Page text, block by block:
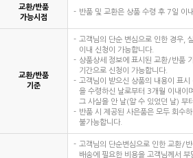
교환/반품
가능시점
반품 및 교환은 상품 수령 후 7일 이
교환/반품
기준
고객님의 단순 변심으로 인한 경우,
이내 신청이 가능합니다.
상품상세 정보에 표시된 교환/반품
기간으로 신청이 가능합니다.
고객님이 받으신 상품의 내용이 표
을 수령하신 날로부터 3개월 이내이
그 사실을 안 날(알 수 있었던 날) 부
반품 시 제공된 사은품은 모두 회수
불가능합니다.
고객님의 단순변심으로 인한 교환/
배송에 필요한 비용을 고객님께서 부